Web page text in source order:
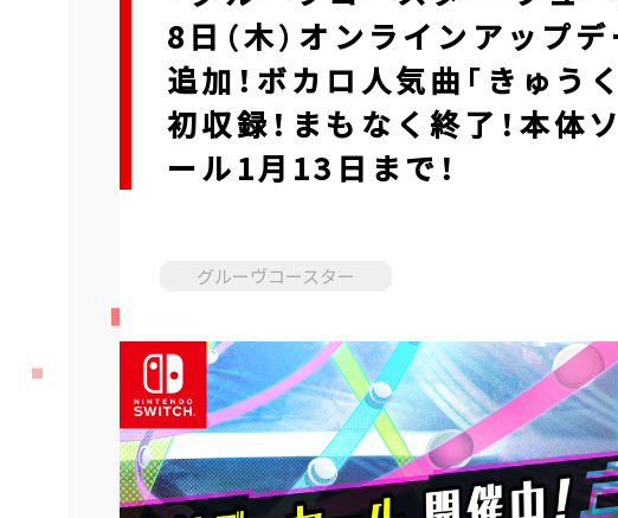
8日（木）オンラインアップ
追加！ボカロ人気曲「きゅう
初収録！まもなく終了！本
ール1月13日まで！
グルーヴコースター